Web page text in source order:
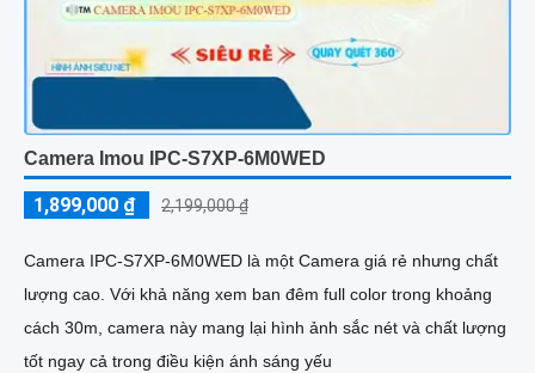
Camera Imou IPC-S7XP-6M0WED
1,899,000 ₫ 2,199,000 ₫
Camera IPC-S7XP-6M0WED là một Camera giá rẻ nhưng chất
lượng cao. Với khả năng xem ban đêm full color trong khoảng
cách 30m, camera này mang lại hình ảnh sắc nét và chất lượng
tốt ngay cả trong điều kiện ánh sáng yếu